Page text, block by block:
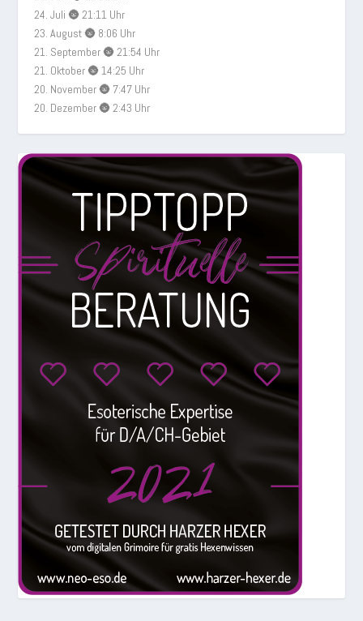
24. Juli 🌚 21:11 Uhr
23. August 🌚 8:06 Uhr
21. September 🌚 21:54 Uhr
21. Oktober 🌚 14:25 Uhr
20. November 🌚 7:47 Uhr
20. Dezember 🌚 2:43 Uhr